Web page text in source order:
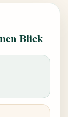
Blick